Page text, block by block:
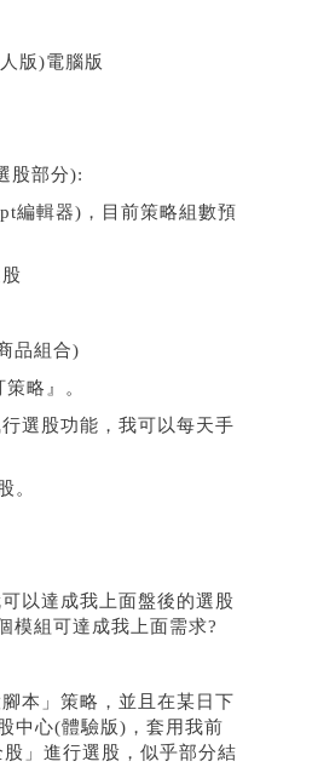
版)電腦版
股部分):
編輯器)，
目前策略組數預
品組合)
略』。
選股功能，我可以每天手
。
以達成我上面盤後的選股
模組可達成我上面需求?
本」策略，並且在某日下
中心(體驗版)， 套用我前
」進行選股，似乎部分結